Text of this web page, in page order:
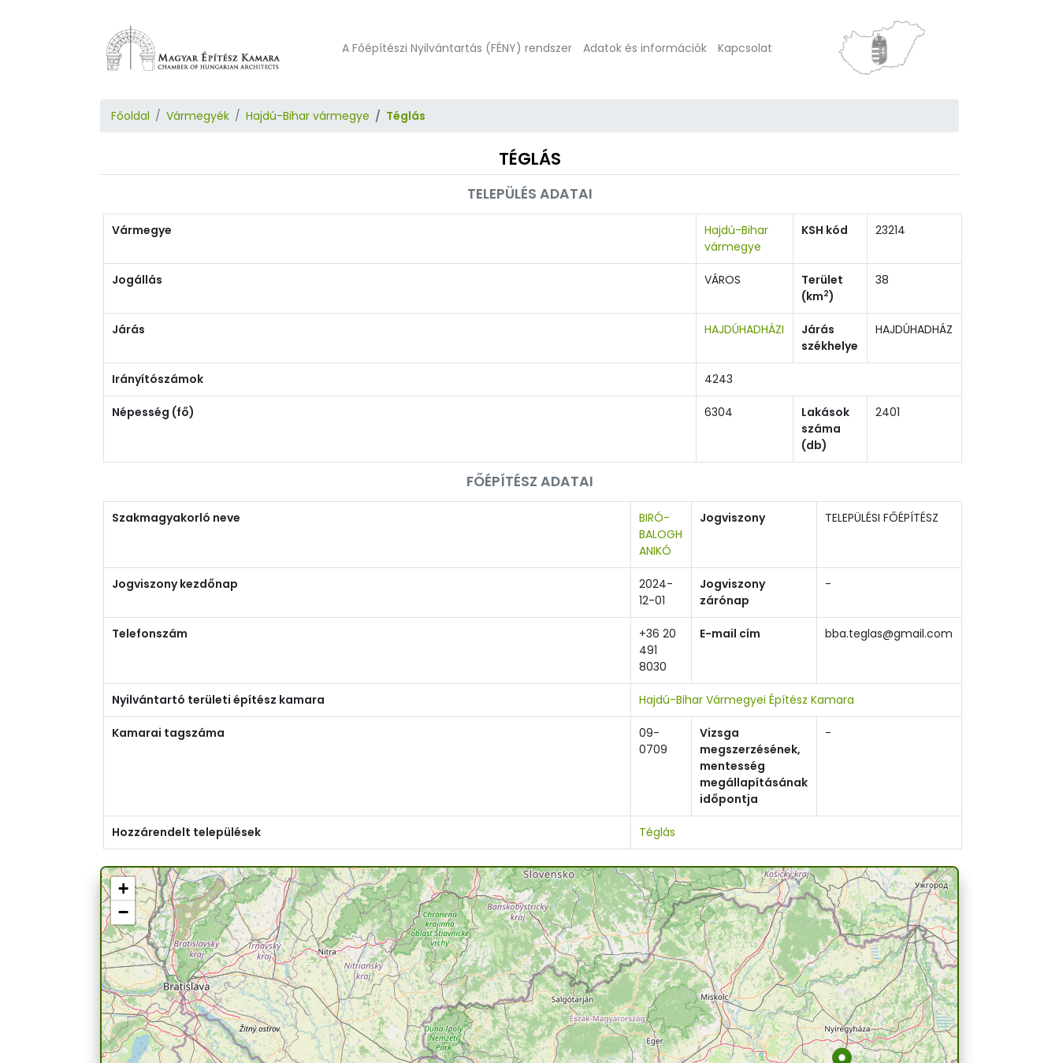
A Főépítészi Nyilvántartás (FÉNY) rendszer Adatok és információk Kapcsolat
Főoldal Vármegyék Hajdú-Bihar vármegye Téglás
TÉGLÁS
TELEPÜLÉS ADATAI
Vármegye
Hajdú-Bihar
vármegye
KSH kód 23214
Jogállás VÁROS
Terület
(km2)
38
Járás HAJDÚHADHÁZI
Járás
székhelye
HAJDÚHADHÁZ
Irányítószámok 4243
Népesség (fő) 6304
Lakások
száma
(db)
2401
FŐÉPÍTÉSZ ADATAI
Szakmagyakorló neve
BIRÓ-
BALOGH
ANIKÓ
Jogviszony TELEPÜLÉSI FŐÉPÍTÉSZ
Jogviszony kezdőnap
2024-
12-01
Jogviszony
zárónap
-
Telefonszám
+36 20
491
8030
E-mail cím bba.teglas@gmail.com
Nyilvántartó területi építész kamara Hajdú-Bihar Vármegyei Építész Kamara
Kamarai tagszáma
09-
0709
Vizsga
megszerzésének,
mentesség
megállapításának
időpontja
-
Hozzárendelt települések Téglás
+
−